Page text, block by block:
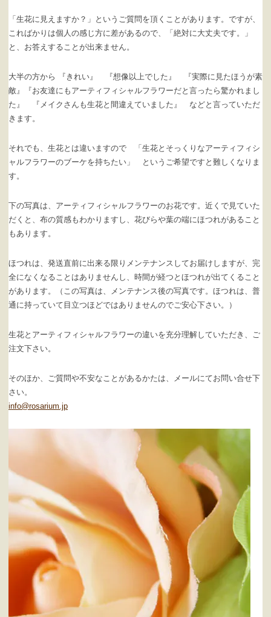
「生花に見えますか？」というご質問を頂くことがあります。ですが、
こればかりは個人の感じ方に差があるので、「絶対に大丈夫です。」
と、お答えすることが出来ません。
大半の方から 『きれい』 『想像以上でした』 『実際に見たほうが素
敵』『お友達にもアーティフィシャルフラワーだと言ったら驚かれまし
た』 『メイクさんも生花と間違えていました』 などと言っていただ
きます。
それでも、生花とは違いますので 「生花とそっくりなアーティフィシ
ャルフラワーのブーケを持ちたい」 というご希望ですと難しくなりま
す。
下の写真は、アーティフィシャルフラワーのお花です。近くで見ていた
だくと、布の質感もわかりますし、花びらや葉の端にほつれがあること
もあります。
ほつれは、発送直前に出来る限りメンテナンスしてお届けしますが、完
全になくなることはありませんし、時間が経つとほつれが出てくること
があります。（この写真は、メンテナンス後の写真です。ほつれは、普
通に持っていて目立つほどではありませんのでご安心下さい。）
生花とアーティフィシャルフラワーの違いを充分理解していただき、ご
注文下さい。
そのほか、ご質問や不安なことがあるかたは、メールにてお問い合せ下
さい。
info@rosarium.jp